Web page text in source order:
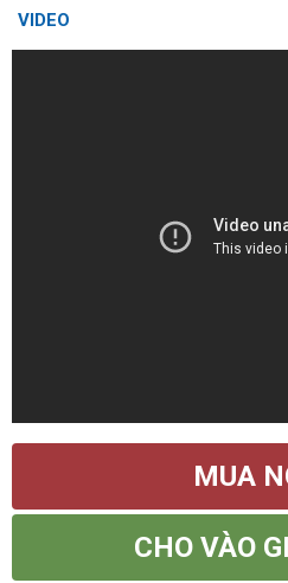
VIDEO
MUA
CHO VÀO